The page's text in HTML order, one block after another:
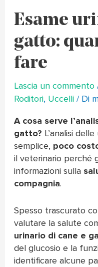
Esame
gatto:
fare
Lascia un commento
Roditori, Uccelli/ Di
A cosa serve
gatto? L’analisi
semplice, poco
il veterinario perché
informazioni sulla
compagnia.
Spesso trascurato
valutare la salute
urinario di cane e
del glucosio e la
identificare alcune